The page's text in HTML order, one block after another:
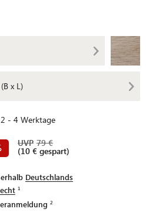
x L)
- 4 Werktage
UVP 79 €
(10 € gespart)
Deutschlands